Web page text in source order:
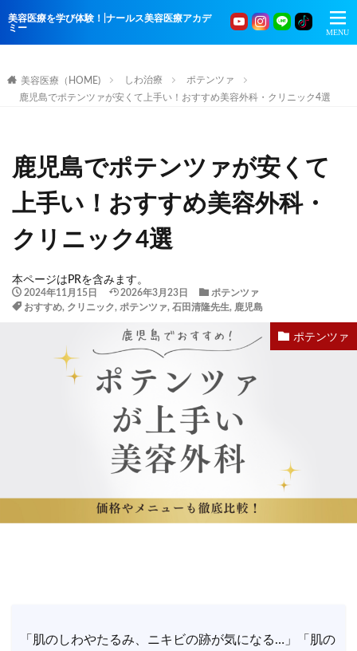
美容医療を学び体験！|ナールス美容医療アカデ
ミー
美容医療（HOME) しわ治療
ポテンツァ
鹿児島でポテンツァが安くて上手い！おすすめ美容外科・クリニック4選
鹿児島でポテンツァが安くて
上手い！おすすめ美容外科・
クリニック4選
本ページはPRを含みます。
2024年11月15日 2026年3月23日
ポテンツァ
おすすめ, クリニック, ポテンツァ, 石田清隆先生, 鹿児島
ポテンツァ
「肌のしわやたるみ、ニキビの跡が気になる…」「肌の